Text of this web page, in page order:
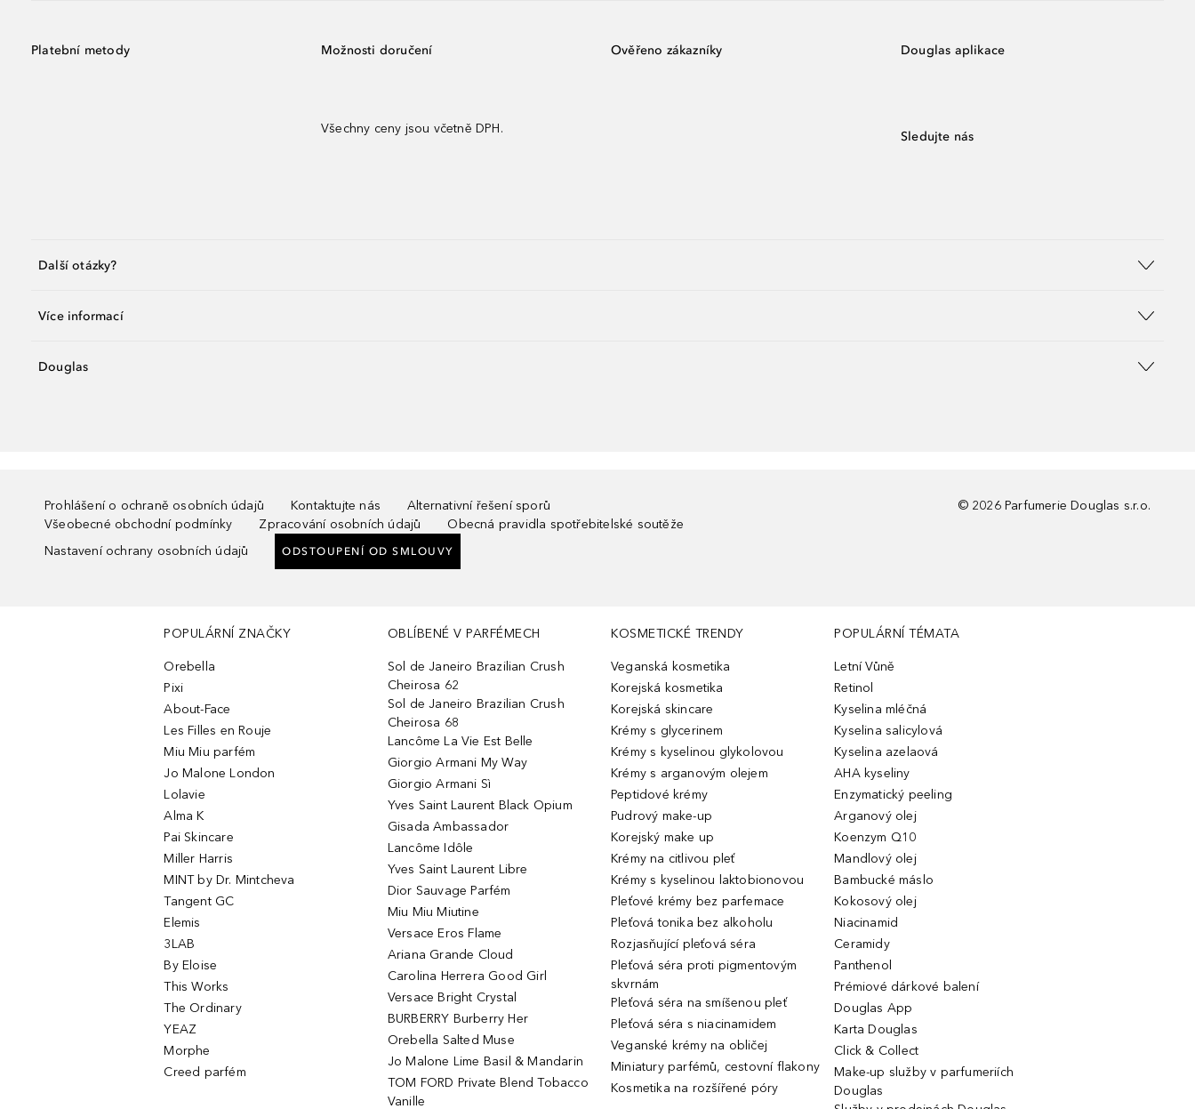
Platební metody Možnosti doručení
Všechny ceny jsou včetně DPH.
Ověřeno zákazníky Douglas aplikace
Sledujte nás
Další otázky?
Více informací
Douglas
Prohlášení o ochraně osobních údajů Kontaktujte nás
Alternativní řešení sporů
Všeobecné obchodní podmínky
Zpracování osobních údajů
Obecná pravidla spotřebitelské soutěže
Nastavení ochrany osobních údajů
ODSTOUPENÍ OD SMLOUVY
© 2026 Parfumerie Douglas s.r.o.
POPULÁRNÍ ZNAČKY
Orebella
Pixi
About-Face
Les Filles en Rouje
Miu Miu parfém
Jo Malone London
Lolavie
Alma K
Pai Skincare
Miller Harris
MINT by Dr. Mintcheva
Tangent GC
Elemis
3LAB
By Eloise
This Works
The Ordinary
YEAZ
Morphe
Creed parfém
OBLÍBENÉ V PARFÉMECH
Sol de Janeiro Brazilian Crush
Cheirosa 62
Sol de Janeiro Brazilian Crush
Cheirosa 68
Lancôme La Vie Est Belle
Giorgio Armani My Way
Giorgio Armani Sì
Yves Saint Laurent Black Opium
Gisada Ambassador
Lancôme Idôle
Yves Saint Laurent Libre
Dior Sauvage Parfém
Miu Miu Miutine
Versace Eros Flame
Ariana Grande Cloud
Carolina Herrera Good Girl
Versace Bright Crystal
BURBERRY Burberry Her
Orebella Salted Muse
Jo Malone Lime Basil & Mandarin
TOM FORD Private Blend Tobacco
Vanille
KOSMETICKÉ TRENDY
Veganská kosmetika
Korejská kosmetika
Korejská skincare
Krémy s glycerinem
Krémy s kyselinou glykolovou
Krémy s arganovým olejem
Peptidové krémy
Pudrový make-up
Korejský make up
Krémy na citlivou pleť
Krémy s kyselinou laktobionovou
Pleťové krémy bez parfemace
Pleťová tonika bez alkoholu
Rozjasňující pleťová séra
Pleťová séra proti pigmentovým
skvrnám
Pleťová séra na smíšenou pleť
Pleťová séra s niacinamidem
Veganské krémy na obličej
Miniatury parfémů, cestovní flakony
Kosmetika na rozšířené póry
POPULÁRNÍ TÉMATA
Letní Vůně
Retinol
Kyselina mléčná
Kyselina salicylová
Kyselina azelaová
AHA kyseliny
Enzymatický peeling
Arganový olej
Koenzym Q10
Mandlový olej
Bambucké máslo
Kokosový olej
Niacinamid
Ceramidy
Panthenol
Prémiové dárkové balení
Douglas App
Karta Douglas
Click & Collect
Make-up služby v parfumeriích
Douglas